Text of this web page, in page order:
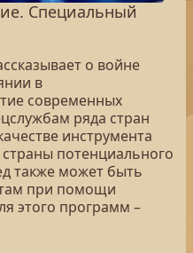
Специальный
о войне
в
современных
ряда стран
инструмента
потенциального
также может быть
при помощи
этого программ –